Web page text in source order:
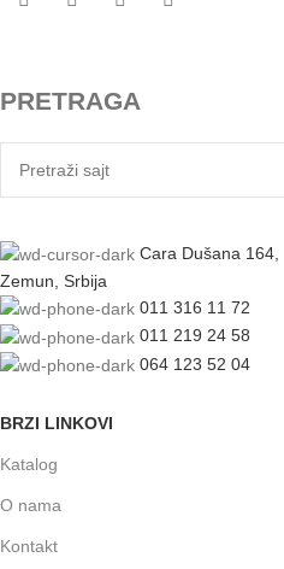
PRETRAGA
Cara Dušana 164,
Zemun, Srbija
011 316 11 72
011 219 24 58
064 123 52 04
BRZI LINKOVI
Katalog
O nama
Kontakt